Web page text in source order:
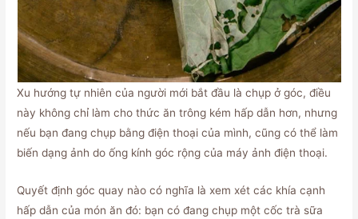
Xu hướng tự nhiên của người mới bắt đầu là chụp ở góc, điều
này không chỉ làm cho thức ăn trông kém hấp dẫn hơn, nhưng
nếu bạn đang chụp bằng điện thoại của mình, cũng có thể làm
biến dạng ảnh do ống kính góc rộng của máy ảnh điện thoại.
Quyết định góc quay nào có nghĩa là xem xét các khía cạnh
hấp dẫn của món ăn đó: bạn có đang chụp một cốc trà sữa